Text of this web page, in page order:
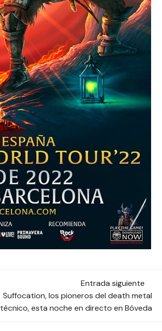
Entrada siguiente
Suffocation, los pioneros del death metal
técnico, esta noche en directo en Bóveda